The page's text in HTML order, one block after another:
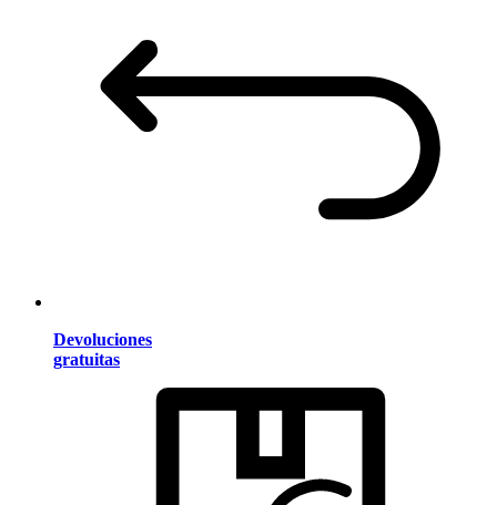
Devoluciones
gratuitas